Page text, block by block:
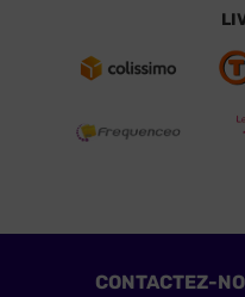
CONTACTEZ-